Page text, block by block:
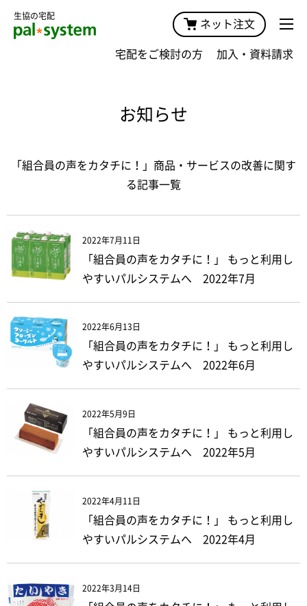
生協の宅配
ネット注文
宅配をご検討の方 加入・資料請求
お知らせ
「組合員の声をカタチに！」商品・サービスの改善に関す
る記事一覧
2022年7月11日
「組合員の声をカタチに！」 もっと利用し
やすいパルシステムへ 2022年7月
2022年6月13日
「組合員の声をカタチに！」 もっと利用し
やすいパルシステムへ 2022年6月
2022年5月9日
「組合員の声をカタチに！」 もっと利用し
やすいパルシステムへ 2022年5月
2022年4月11日
「組合員の声をカタチに！」 もっと利用し
やすいパルシステムへ 2022年4月
2022年3月14日